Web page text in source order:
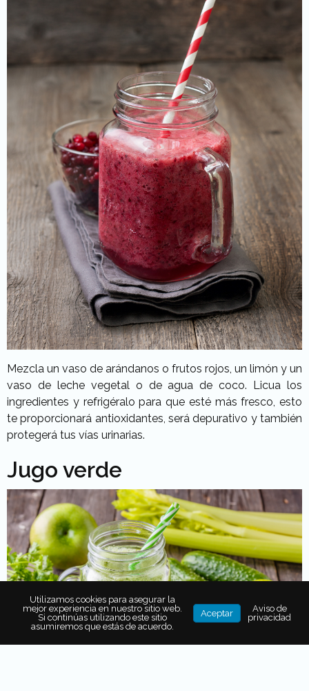
Mezcla un vaso de arándanos o frutos rojos, un limón y un
vaso de leche vegetal o de agua de coco. Licua los
ingredientes y refrigéralo para que esté más fresco, esto
te proporcionará antioxidantes, será depurativo y también
protegerá tus vías urinarias.
Jugo verde
Utilizamos cookies para asegurar la
mejor experiencia en nuestro sitio web.
Si continúas utilizando este sitio
asumiremos que estás de acuerdo.
Aceptar
Aviso de
privacidad